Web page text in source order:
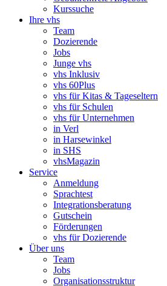
Kurssuche
Ihre vhs
Team
Dozierende
Jobs
Junge vhs
vhs Inklusiv
vhs 60Plus
vhs für Kitas & Tageseltern
vhs für Schulen
vhs für Unternehmen
in Verl
in Harsewinkel
in SHS
vhsMagazin
Service
Anmeldung
Sprachtest
Integrationsberatung
Gutschein
Förderungen
vhs für Dozierende
Über uns
Team
Jobs
Organisationsstruktur